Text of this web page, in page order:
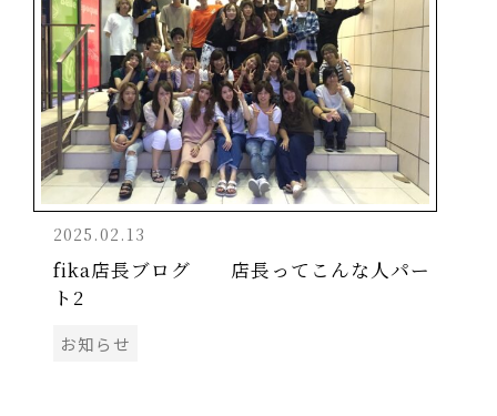
2025.02.13
fika店長ブログ 店長ってこんな人パー
ト2
お知らせ